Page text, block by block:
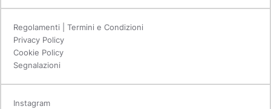
Regolamenti | Termini e Condizioni
Privacy Policy
Cookie Policy
Segnalazioni
Instagram